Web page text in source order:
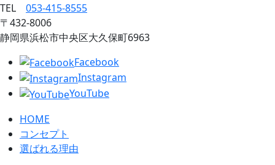
TEL 053‐415‐8555
〒432‐8006
静岡県浜松市中央区大久保町6963
Facebook
Instagram
YouTube
HOME
コンセプト
選ばれる理由